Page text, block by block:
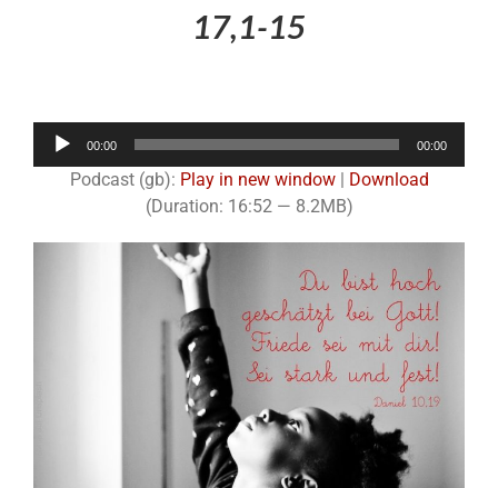
17,1-15
Audio-
00:00 00:00
Podcast (gb): Play in new window|
Download
(Duration: 16:52 — 8.2MB)